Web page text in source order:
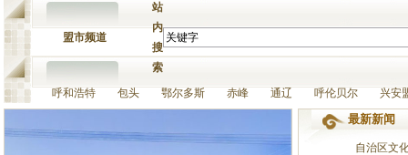
盟市频道
站
内
搜
索
呼和浩特 包头 鄂尔多斯 赤峰 通辽 呼伦贝尔 兴安
最新新闻
自治区文